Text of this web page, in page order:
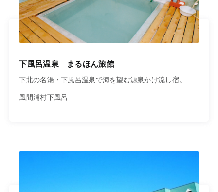
下風呂温泉 まるほん旅館
下北の名湯・下風呂温泉で海を望む源泉かけ流し宿。
風間浦村下風呂